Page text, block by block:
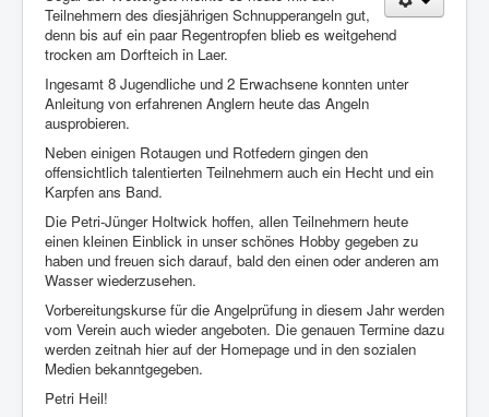
Vorstand
Datenschutzerklärung
Impressum
Login
Teilnehmern des diesjährigen Schnupperangeln gut,
denn bis auf ein paar Regentropfen blieb es weitgehend
trocken am Dorfteich in Laer.
Ingesamt 8 Jugendliche und 2 Erwachsene konnten unter
Anleitung von erfahrenen Anglern heute das Angeln
ausprobieren.
Neben einigen Rotaugen und Rotfedern gingen den
offensichtlich talentierten Teilnehmern auch ein Hecht und ein
Karpfen ans Band.
Die Petri-Jünger Holtwick hoffen, allen Teilnehmern heute
einen kleinen Einblick in unser schönes Hobby gegeben zu
haben und freuen sich darauf, bald den einen oder anderen am
Wasser wiederzusehen.
Vorbereitungskurse für die Angelprüfung in diesem Jahr werden
vom Verein auch wieder angeboten. Die genauen Termine dazu
werden zeitnah hier auf der Homepage und in den sozialen
Medien bekanntgegeben.
Petri Heil!